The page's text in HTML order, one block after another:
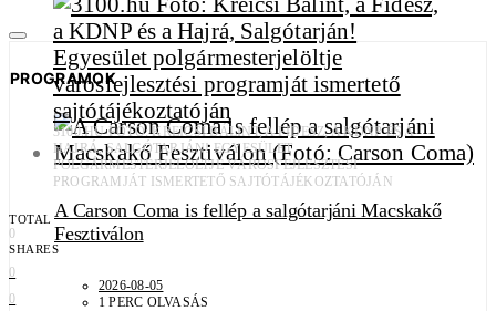
PROGRAMOK
A Carson Coma is fellép a salgótarjáni Macskakő
Fesztiválon
2026-08-05
1 PERC OLVASÁS
3100.HU FOTÓ: KREICSI BÁLINT, A FIDESZ, A KDNP ÉS A
HAJRÁ, SALGÓTARJÁN! EGYESÜLET
POLGÁRMESTERJELÖLTJE VÁROSFEJLESZTÉSI
PROGRAMJÁT ISMERTETŐ SAJTÓTÁJÉKOZTATÓJÁN
TOTAL
0
SHARES
0
0